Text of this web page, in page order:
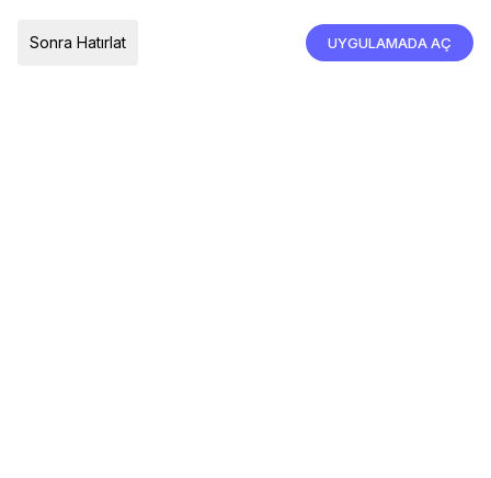
Sonra Hatırlat UYGULAMADA AÇ